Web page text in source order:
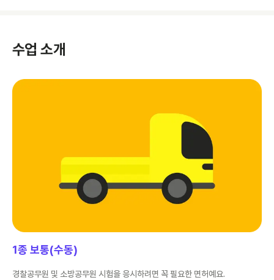
수업 소개
1종 보통(수동)
경찰공무원 및 소방공무원 시험을 응시하려면 꼭 필요한 면허예요.